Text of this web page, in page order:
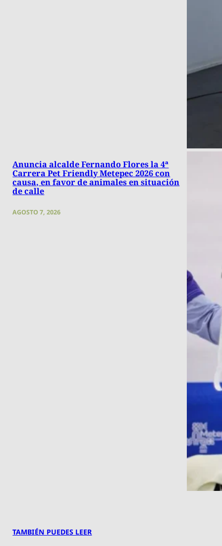
Anuncia alcalde Fernando Flores la 4ª
Carrera Pet Friendly Metepec 2026 con
causa, en favor de animales en situación
de calle
AGOSTO 7, 2026
TAMBIÉN PUEDES LEER